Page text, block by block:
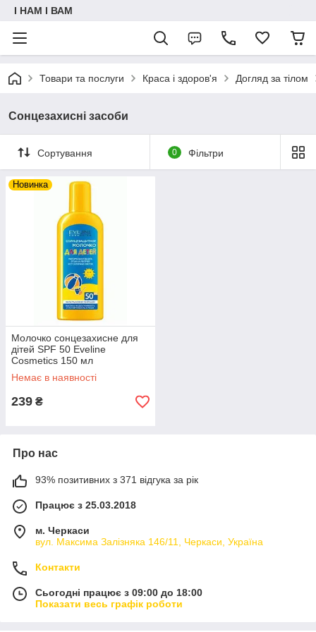
I НАМ I ВАМ
Товари та послуги Краса і здоров'я Догляд за тілом
Сонцезахисні засоби
Сортування 0 Фільтри
Новинка
Молочко сонцезахисне для
дітей SPF 50 Eveline
Cosmetics 150 мл
Немає в наявності
239 ₴
Про нас
93% позитивних з 371 відгука за рік
Працює з 25.03.2018
м. Черкаси
вул. Максима Залізняка 146/11, Черкаси, Україна
Контакти
Сьогодні працює з 09:00 до 18:00
Показати весь графік роботи